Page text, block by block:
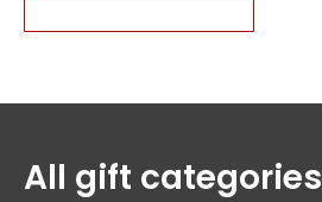
All gift categories